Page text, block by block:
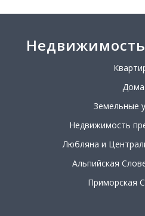
Дома
Земельные
Недвижимость
Любляна и
Альпийская
Приморская